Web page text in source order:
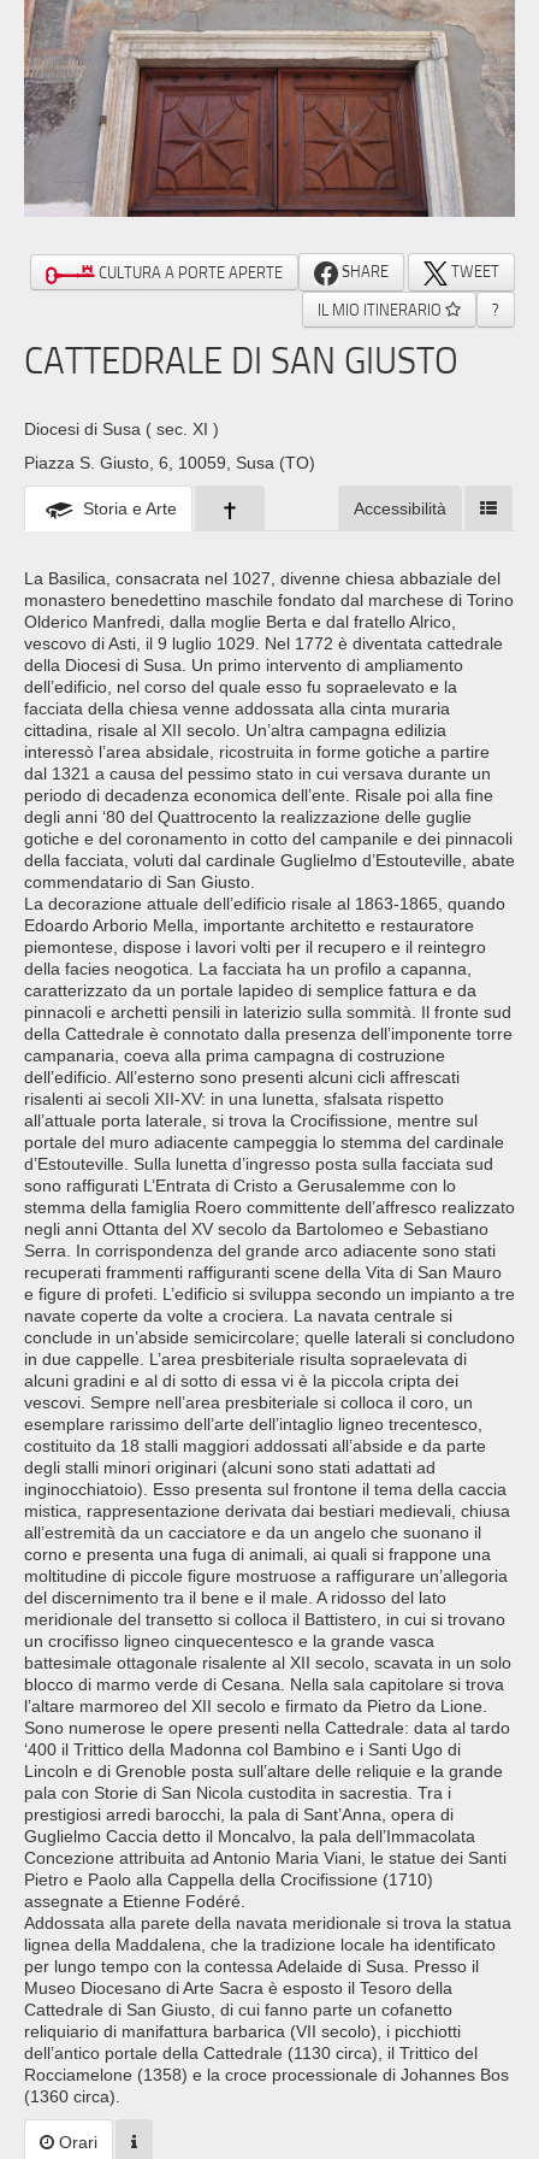
CULTURA A PORTE APERTE SHARE
TWEET
IL MIO ITINERARIO
?
CATTEDRALE DI SAN GIUSTO
Diocesi di Susa ( sec. XI )
Piazza S. Giusto, 6, 10059, Susa (TO)
Storia e Arte Accessibilità
La Basilica, consacrata nel 1027, divenne chiesa abbaziale del
monastero benedettino maschile fondato dal marchese di Torino
Olderico Manfredi, dalla moglie Berta e dal fratello Alrico,
vescovo di Asti, il 9 luglio 1029. Nel 1772 è diventata cattedrale
della Diocesi di Susa. Un primo intervento di ampliamento
dell’edificio, nel corso del quale esso fu sopraelevato e la
facciata della chiesa venne addossata alla cinta muraria
cittadina, risale al XII secolo. Un’altra campagna edilizia
interessò l’area absidale, ricostruita in forme gotiche a partire
dal 1321 a causa del pessimo stato in cui versava durante un
periodo di decadenza economica dell’ente. Risale poi alla fine
degli anni ‘80 del Quattrocento la realizzazione delle guglie
gotiche e del coronamento in cotto del campanile e dei pinnacoli
della facciata, voluti dal cardinale Guglielmo d’Estouteville, abate
commendatario di San Giusto.
La decorazione attuale dell’edificio risale al 1863-1865, quando
Edoardo Arborio Mella, importante architetto e restauratore
piemontese, dispose i lavori volti per il recupero e il reintegro
della facies neogotica. La facciata ha un profilo a capanna,
caratterizzato da un portale lapideo di semplice fattura e da
pinnacoli e archetti pensili in laterizio sulla sommità. Il fronte sud
della Cattedrale è connotato dalla presenza dell’imponente torre
campanaria, coeva alla prima campagna di costruzione
dell’edificio. All’esterno sono presenti alcuni cicli affrescati
risalenti ai secoli XII-XV: in una lunetta, sfalsata rispetto
all’attuale porta laterale, si trova la Crocifissione, mentre sul
portale del muro adiacente campeggia lo stemma del cardinale
d’Estouteville. Sulla lunetta d’ingresso posta sulla facciata sud
sono raffigurati L’Entrata di Cristo a Gerusalemme con lo
stemma della famiglia Roero committente dell’affresco realizzato
negli anni Ottanta del XV secolo da Bartolomeo e Sebastiano
Serra. In corrispondenza del grande arco adiacente sono stati
recuperati frammenti raffiguranti scene della Vita di San Mauro
e figure di profeti. L’edificio si sviluppa secondo un impianto a tre
navate coperte da volte a crociera. La navata centrale si
conclude in un’abside semicircolare; quelle laterali si concludono
in due cappelle. L’area presbiteriale risulta sopraelevata di
alcuni gradini e al di sotto di essa vi è la piccola cripta dei
vescovi. Sempre nell’area presbiteriale si colloca il coro, un
esemplare rarissimo dell’arte dell’intaglio ligneo trecentesco,
costituito da 18 stalli maggiori addossati all’abside e da parte
degli stalli minori originari (alcuni sono stati adattati ad
inginocchiatoio). Esso presenta sul frontone il tema della caccia
mistica, rappresentazione derivata dai bestiari medievali, chiusa
all’estremità da un cacciatore e da un angelo che suonano il
corno e presenta una fuga di animali, ai quali si frappone una
moltitudine di piccole figure mostruose a raffigurare un’allegoria
del discernimento tra il bene e il male. A ridosso del lato
meridionale del transetto si colloca il Battistero, in cui si trovano
un crocifisso ligneo cinquecentesco e la grande vasca
battesimale ottagonale risalente al XII secolo, scavata in un solo
blocco di marmo verde di Cesana. Nella sala capitolare si trova
l’altare marmoreo del XII secolo e firmato da Pietro da Lione.
Sono numerose le opere presenti nella Cattedrale: data al tardo
‘400 il Trittico della Madonna col Bambino e i Santi Ugo di
Lincoln e di Grenoble posta sull’altare delle reliquie e la grande
pala con Storie di San Nicola custodita in sacrestia. Tra i
prestigiosi arredi barocchi, la pala di Sant’Anna, opera di
Guglielmo Caccia detto il Moncalvo, la pala dell’Immacolata
Concezione attribuita ad Antonio Maria Viani, le statue dei Santi
Pietro e Paolo alla Cappella della Crocifissione (1710)
assegnate a Etienne Fodéré.
Addossata alla parete della navata meridionale si trova la statua
lignea della Maddalena, che la tradizione locale ha identificato
per lungo tempo con la contessa Adelaide di Susa. Presso il
Museo Diocesano di Arte Sacra è esposto il Tesoro della
Cattedrale di San Giusto, di cui fanno parte un cofanetto
reliquiario di manifattura barbarica (VII secolo), i picchiotti
dell’antico portale della Cattedrale (1130 circa), il Trittico del
Rocciamelone (1358) e la croce processionale di Johannes Bos
(1360 circa).
Orari